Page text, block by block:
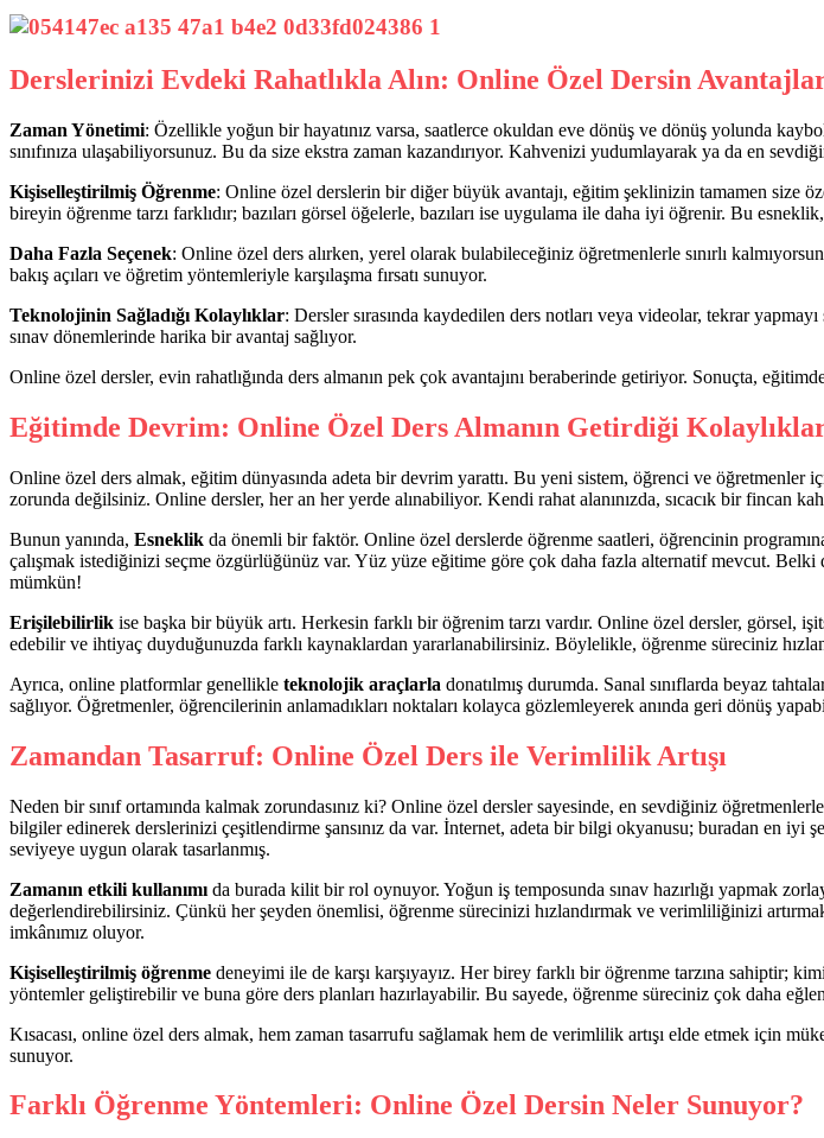
Derslerinizi Evdeki Rahatlıkla Alın: Online Özel Dersin
Zaman Yönetimi: Özellikle yoğun bir hayatınız varsa, saatlerce okuldan eve dönüş ve dönüş yolunda
sınıfınıza ulaşabiliyorsunuz. Bu da size ekstra zaman kazandırıyor. Kahvenizi yudumlayarak ya da en
Kişiselleştirilmiş Öğrenme: Online özel derslerin bir diğer büyük avantajı, eğitim şeklinizin tamamen size
bireyin öğrenme tarzı farklıdır; bazıları görsel öğelerle, bazıları ise uygulama ile daha iyi öğrenir. Bu
Daha Fazla Seçenek: Online özel ders alırken, yerel olarak bulabileceğiniz öğretmenlerle sınırlı
bakış açıları ve öğretim yöntemleriyle karşılaşma fırsatı sunuyor.
Teknolojinin Sağladığı Kolaylıklar: Dersler sırasında kaydedilen ders notları veya videolar, tekrar
sınav dönemlerinde harika bir avantaj sağlıyor.
Online özel dersler, evin rahatlığında ders almanın pek çok avantajını beraberinde getiriyor. Sonuçta,
Eğitimde Devrim: Online Özel Ders Almanın Getirdiği
Online özel ders almak, eğitim dünyasında adeta bir devrim yarattı. Bu yeni sistem, öğrenci ve öğretmenler
zorunda değilsiniz. Online dersler, her an her yerde alınabiliyor. Kendi rahat alanınızda, sıcacık bir
Bunun yanında, Esneklik da önemli bir faktör. Online özel derslerde öğrenme saatleri, öğrencinin
çalışmak istediğinizi seçme özgürlüğünüz var. Yüz yüze eğitime göre çok daha fazla alternatif mevcut.
mümkün!
Erişilebilirlik ise başka bir büyük artı. Herkesin farklı bir öğrenim tarzı vardır. Online özel dersler, görsel,
edebilir ve ihtiyaç duyduğunuzda farklı kaynaklardan yararlanabilirsiniz. Böylelikle, öğrenme süreciniz
Ayrıca, online platformlar genellikle teknolojik araçlarla donatılmış durumda. Sanal sınıflarda beyaz
sağlıyor. Öğretmenler, öğrencilerinin anlamadıkları noktaları kolayca gözlemleyerek anında geri dönüş
Zamandan Tasarruf: Online Özel Ders ile Verimlilik Artışı
Neden bir sınıf ortamında kalmak zorundasınız ki? Online özel dersler sayesinde, en sevdiğiniz
bilgiler edinerek derslerinizi çeşitlendirme şansınız da var. İnternet, adeta bir bilgi okyanusu; buradan en iyi
seviyeye uygun olarak tasarlanmış.
Zamanın etkili kullanımı da burada kilit bir rol oynuyor. Yoğun iş temposunda sınav hazırlığı yapmak
değerlendirebilirsiniz. Çünkü her şeyden önemlisi, öğrenme sürecinizi hızlandırmak ve verimliliğinizi
imkânımız oluyor.
Kişiselleştirilmiş öğrenme deneyimi ile de karşı karşıyayız. Her birey farklı bir öğrenme tarzına sahiptir;
yöntemler geliştirebilir ve buna göre ders planları hazırlayabilir. Bu sayede, öğrenme süreciniz çok daha
Kısacası, online özel ders almak, hem zaman tasarrufu sağlamak hem de verimlilik artışı elde etmek için
sunuyor.
Farklı Öğrenme Yöntemleri: Online Özel Dersin Neler Sunuyor?